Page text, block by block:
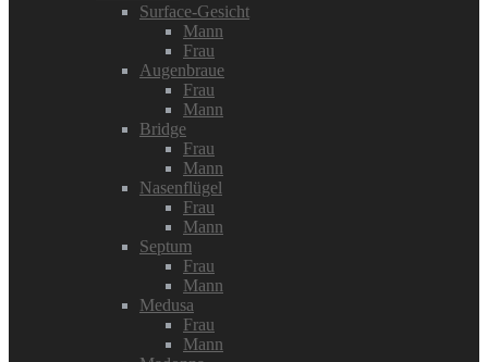
Surface-Gesicht
Mann
Frau
Augenbraue
Frau
Mann
Bridge
Frau
Mann
Nasenflügel
Frau
Mann
Septum
Frau
Mann
Medusa
Frau
Mann